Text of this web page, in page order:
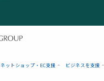
ネットショップ・EC支援 ビジネスを支援